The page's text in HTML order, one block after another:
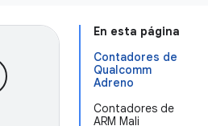
En esta página
Contadores de
Qualcomm
Adreno
Contadores de
ARM Mali